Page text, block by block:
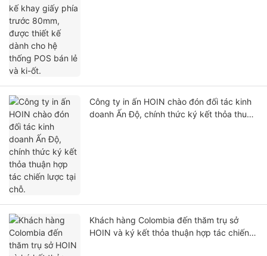
Công ty in ấn HOIN chào đón đối tác kinh
doanh Ấn Độ, chính thức ký kết thỏa thuận
Khách hàng Colombia đến thăm trụ sở
HOIN và ký kết thỏa thuận hợp tác chiến